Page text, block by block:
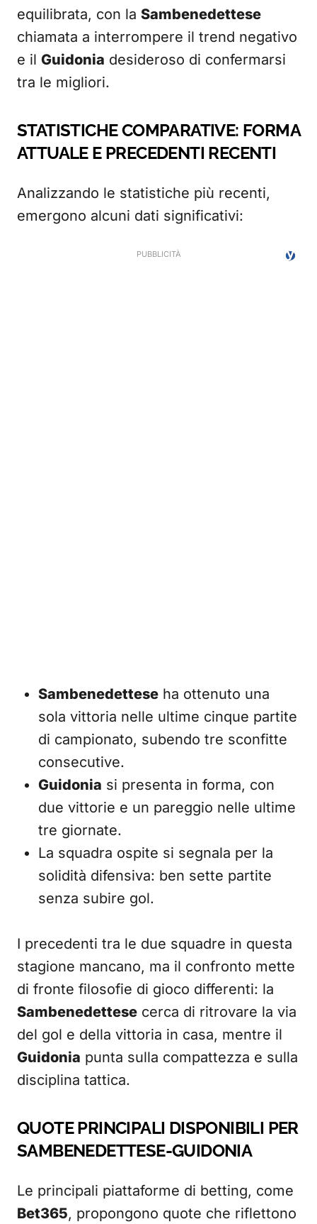
equilibrata, con la Sambenedettese
chiamata a interrompere il trend negativo
e il Guidonia desideroso di confermarsi
tra le migliori.
STATISTICHE COMPARATIVE: FORMA
ATTUALE E PRECEDENTI RECENTI
Analizzando le statistiche più recenti,
emergono alcuni dati significativi:
Sambenedettese ha ottenuto una
sola vittoria nelle ultime cinque partite
di campionato, subendo tre sconfitte
consecutive.
Guidonia si presenta in forma, con
due vittorie e un pareggio nelle ultime
tre giornate.
La squadra ospite si segnala per la
solidità difensiva: ben sette partite
senza subire gol.
I precedenti tra le due squadre in questa
stagione mancano, ma il confronto mette
di fronte filosofie di gioco differenti: la
Sambenedettese cerca di ritrovare la via
del gol e della vittoria in casa, mentre il
Guidonia punta sulla compattezza e sulla
disciplina tattica.
QUOTE PRINCIPALI DISPONIBILI PER
SAMBENEDETTESE-GUIDONIA
Le principali piattaforme di betting, come
Bet365, propongono quote che riflettono